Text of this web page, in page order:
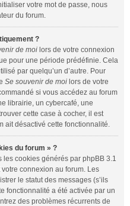
votre mot de passe, nous
du forum.
?
de moi lors de votre connexion
pour une période prédéfinie. Cela
par quelqu’un d’autre. Pour
Se souvenir de moi lors de votre
si vous accédez au forum
librairie, un cybercafé, une
cette case à cocher, il est
ait désactivé cette fonctionnalité.
du forum » ?
les cookies générés par phpBB 3.1
connexion au forum. Les
le statut des messages (s’ils
fonctionnalité a été activée par un
des problèmes récurrents de